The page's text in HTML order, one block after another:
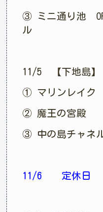
③ ミニ通り池
ル
11/5 【下地島
① マリンレイク
② 魔王の宮殿
③ 中の島チャネ
11/6 定休日